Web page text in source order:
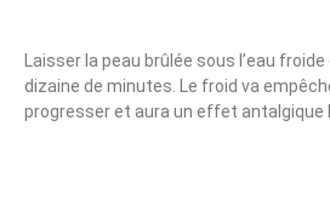
Laisser la peau brûlée sous l’eau
dizaine de minutes. Le froid va
progresser et aura un effet antalgique